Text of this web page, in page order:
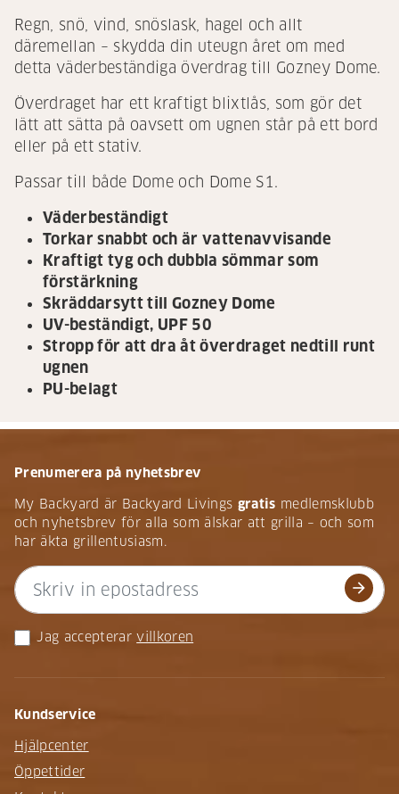
Regn, snö, vind, snöslask, hagel och allt
däremellan – skydda din uteugn året om med
detta väderbeständiga överdrag till Gozney Dome.
Överdraget har ett kraftigt blixtlås, som gör det
lätt att sätta på oavsett om ugnen står på ett bord
eller på ett stativ.
Passar till både Dome och Dome S1.
Väderbeständigt
Torkar snabbt och är vattenavvisande
Kraftigt tyg och dubbla sömmar som
förstärkning
Skräddarsytt till Gozney Dome
UV-beständigt, UPF 50
Stropp för att dra åt överdraget nedtill runt
ugnen
PU-belagt
Prenumerera på nyhetsbrev
My Backyard är Backyard Livings gratis medlemsklubb
och nyhetsbrev för alla som älskar att grilla – och som
har äkta grillentusiasm.
arrow_forward
Jag accepterar villkoren
Kundservice
Hjälpcenter
Öppettider